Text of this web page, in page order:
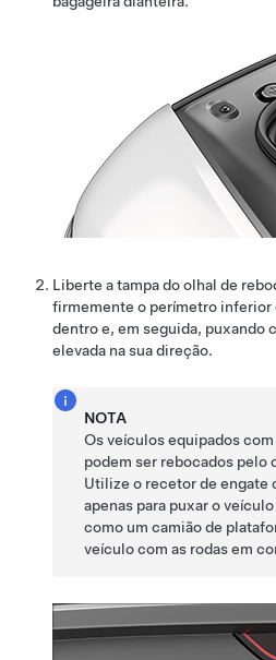
Liberte a tampa do olhal de
firmemente o perímetro inferior
dentro e, em seguida, puxando
elevada na sua direção.
NOTA
Os veículos equipados
podem ser rebocados pelo
Utilize o recetor de engate
apenas para puxar o
como um camião de
veículo com as rodas em